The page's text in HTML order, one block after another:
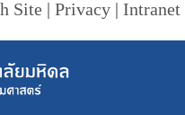
Site | Privacy | Intranet